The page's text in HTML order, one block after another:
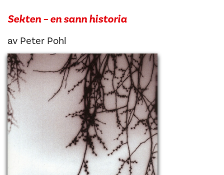
Sekten – en sann historia
av Peter Pohl